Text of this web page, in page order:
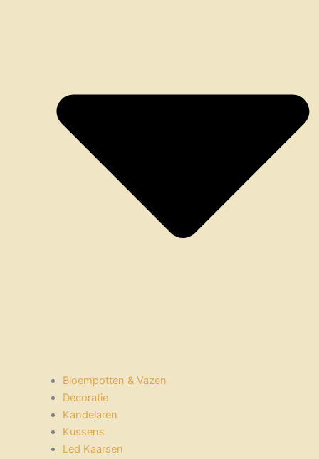
Bloempotten & Vazen
Decoratie
Kandelaren
Kussens
Led Kaarsen